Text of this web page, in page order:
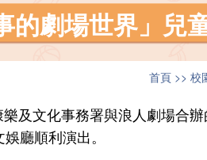
的劇場世界」兒
首頁 校
及文化事務署與浪人劇場合
廳順利演出。